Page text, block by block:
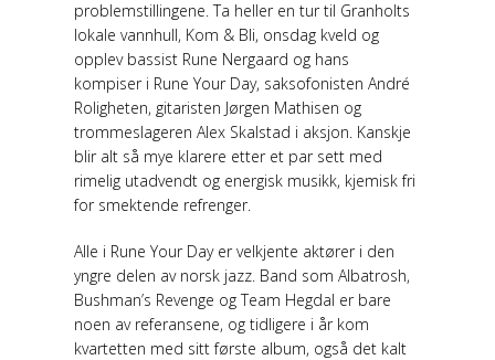
problemstillingene. Ta heller en tur til Granholts
lokale vannhull, Kom & Bli, onsdag kveld og
opplev bassist Rune Nergaard og hans
kompiser i Rune Your Day, saksofonisten André
Roligheten, gitaristen Jørgen Mathisen og
trommeslageren Alex Skalstad i aksjon. Kanskje
blir alt så mye klarere etter et par sett med
rimelig utadvendt og energisk musikk, kjemisk fri
for smektende refrenger.
Alle i Rune Your Day er velkjente aktører i den
yngre delen av norsk jazz. Band som Albatrosh,
Bushman’s Revenge og Team Hegdal er bare
noen av referansene, og tidligere i år kom
kvartetten med sitt første album, også det kalt